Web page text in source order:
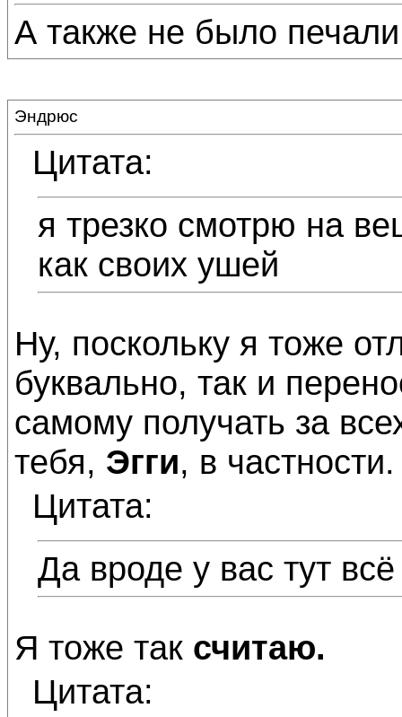
А также не было
Эндрюс
Цитата:
я трезко смотрю на
как своих ушей
Ну, поскольку я тоже
буквально, так и
самому получать за
тебя, Эгги, в
Цитата:
Да вроде у вас тут
Я тоже так считаю.
Цитата: